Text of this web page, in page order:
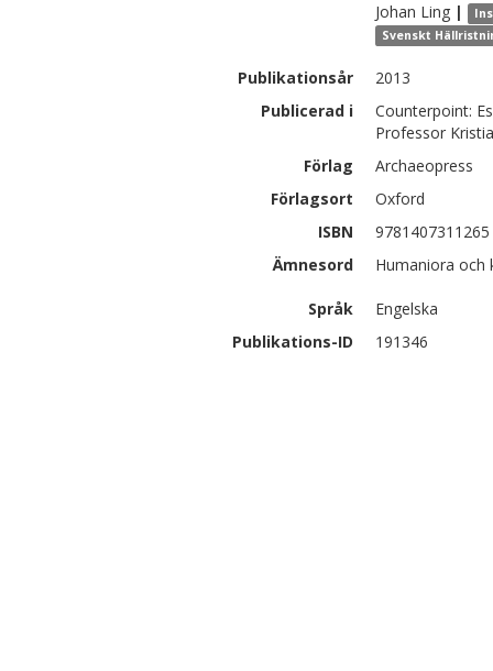
Johan Ling |
Svenskt
Publikationsår
2013
Publicerad i
Counterpoint:
Professor
Förlag
Archaeopress
Förlagsort
Oxford
ISBN
9781407311265
Ämnesord
Humaniora
Språk
Engelska
Publikations-ID
191346